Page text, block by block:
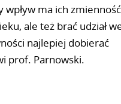
ma ich
ale też brać udział
najlepiej dobierać
prof. Parnowski.